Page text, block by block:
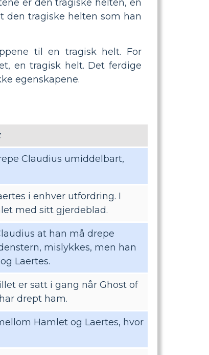
er den tragiske helten, en
den tragiske helten som han
til en tragisk helt. For
en tragisk helt. Det ferdige
egenskapene.
Claudius umiddelbart,
i enhver utfordring. I
med sitt gjerdeblad.
at han må drepe
mislykkes, men han
Laertes.
er satt i gang når Ghost of
drept ham.
Hamlet og Laertes, hvor